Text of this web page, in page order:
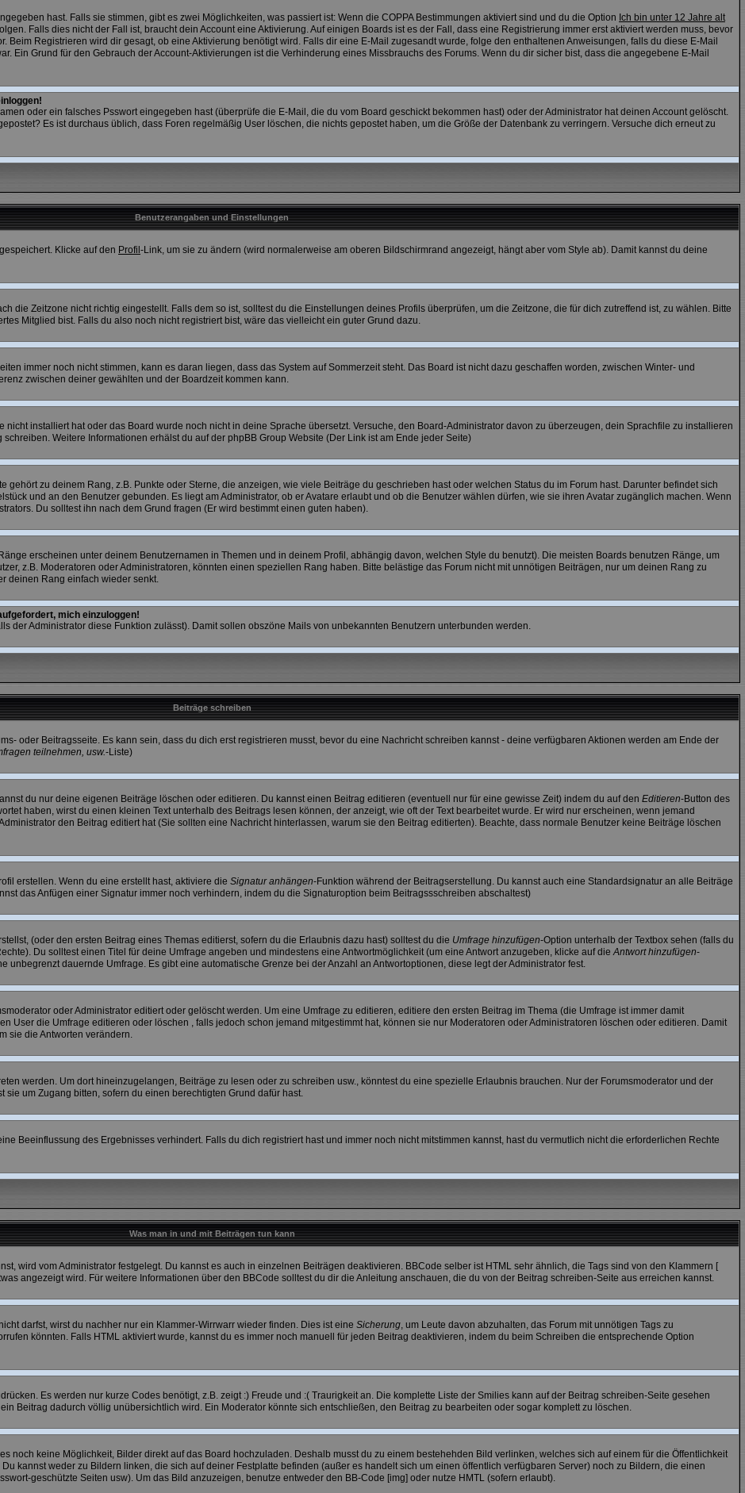
hast. Falls sie stimmen, gibt es zwei Möglichkeiten, was passiert ist: Wenn die COPPA Bestimmungen aktiviert sind und du die Option Ich bin unter 12 Jahre alt
Falls dies nicht der Fall ist, braucht dein Account eine Aktivierung. Auf einigen Boards ist es der Fall, dass eine Registrierung immer erst aktiviert werden muss, bevor
Beim Registrieren wird dir gesagt, ob eine Aktivierung benötigt wird. Falls dir eine E-Mail zugesandt wurde, folge den enthaltenen Anweisungen, falls du diese E-Mail
Ein Grund für den Gebrauch der Account-Aktivierungen ist die Verhinderung eines Missbrauchs des Forums. Wenn du dir sicher bist, dass die angegebene E-Mail
oder ein falsches Psswort eingegeben hast (überprüfe die E-Mail, die du vom Board geschickt bekommen hast) oder der Administrator hat deinen Account gelöscht.
Es ist durchaus üblich, dass Foren regelmäßig User löschen, die nichts gepostet haben, um die Größe der Datenbank zu verringern. Versuche dich erneut zu
Benutzerangaben und Einstellungen
Klicke auf den Profil -Link, um sie zu ändern (wird normalerweise am oberen Bildschirmrand angezeigt, hängt aber vom Style ab). Damit kannst du deine
die Zeitzone nicht richtig eingestellt. Falls dem so ist, solltest du die Einstellungen deines Profils überprüfen, um die Zeitzone, die für dich zutreffend ist, zu wählen. Bitte
Mitglied bist. Falls du also noch nicht registriert bist, wäre das vielleicht ein guter Grund dazu.
immer noch nicht stimmen, kann es daran liegen, dass das System auf Sommerzeit steht. Das Board ist nicht dazu geschaffen worden, zwischen Winter- und
zwischen deiner gewählten und der Boardzeit kommen kann.
installiert hat oder das Board wurde noch nicht in deine Sprache übersetzt. Versuche, den Board-Administrator davon zu überzeugen, dein Sprachfile zu installieren
Weitere Informationen erhälst du auf der phpBB Group Website (Der Link ist am Ende jeder Seite)
gehört zu deinem Rang, z.B. Punkte oder Sterne, die anzeigen, wie viele Beiträge du geschrieben hast oder welchen Status du im Forum hast. Darunter befindet sich
und an den Benutzer gebunden. Es liegt am Administrator, ob er Avatare erlaubt und ob die Benutzer wählen dürfen, wie sie ihren Avatar zugänglich machen. Wenn
Du solltest ihn nach dem Grund fragen (Er wird bestimmt einen guten haben).
erscheinen unter deinem Benutzernamen in Themen und in deinem Profil, abhängig davon, welchen Style du benutzt). Die meisten Boards benutzen Ränge, um
z.B. Moderatoren oder Administratoren, könnten einen speziellen Rang haben. Bitte belästige das Forum nicht mit unnötigen Beiträgen, nur um deinen Rang zu
deinen Rang einfach wieder senkt.
mich einzuloggen!
der Administrator diese Funktion zulässt). Damit sollen obszöne Mails von unbekannten Benutzern unterbunden werden.
Beiträge schreiben
oder Beitragsseite. Es kann sein, dass du dich erst registrieren musst, bevor du eine Nachricht schreiben kannst - deine verfügbaren Aktionen werden am Ende der
teilnehmen, usw.-Liste)
du nur deine eigenen Beiträge löschen oder editieren. Du kannst einen Beitrag editieren (eventuell nur für eine gewisse Zeit) indem du auf den Editieren-Button des
haben, wirst du einen kleinen Text unterhalb des Beitrags lesen können, der anzeigt, wie oft der Text bearbeitet wurde. Er wird nur erscheinen, wenn jemand
den Beitrag editiert hat (Sie sollten eine Nachricht hinterlassen, warum sie den Beitrag editierten). Beachte, dass normale Benutzer keine Beiträge löschen
erstellen. Wenn du eine erstellt hast, aktiviere die Signatur anhängen-Funktion während der Beitragserstellung. Du kannst auch eine Standardsignatur an alle Beiträge
das Anfügen einer Signatur immer noch verhindern, indem du die Signaturoption beim Beitragssschreiben abschaltest)
(oder den ersten Beitrag eines Themas editierst, sofern du die Erlaubnis dazu hast) solltest du die Umfrage hinzufügen-Option unterhalb der Textbox sehen (falls du
Du solltest einen Titel für deine Umfrage angeben und mindestens eine Antwortmöglichkeit (um eine Antwort anzugeben, klicke auf dieAntwort hinzufügen-
unbegrenzt dauernde Umfrage. Es gibt eine automatische Grenze bei der Anzahl an Antwortoptionen, diese legt der Administrator fest.
oder Administrator editiert oder gelöscht werden. Um eine Umfrage zu editieren, editiere den ersten Beitrag im Thema (die Umfrage ist immer damit
User die Umfrage editieren oder löschen , falls jedoch schon jemand mitgestimmt hat, können sie nur Moderatoren oder Administratoren löschen oder editieren. Damit
sie die Antworten verändern.
werden. Um dort hineinzugelangen, Beiträge zu lesen oder zu schreiben usw., könntest du eine spezielle Erlaubnis brauchen. Nur der Forumsmoderator und der
um Zugang bitten, sofern du einen berechtigten Grund dafür hast.
Beeinflussung des Ergebnisses verhindert. Falls du dich registriert hast und immer noch nicht mitstimmen kannst, hast du vermutlich nicht die erforderlichen Rechte
Was man in und mit Beiträgen tun kann
wird vom Administrator festgelegt. Du kannst es auch in einzelnen Beiträgen deaktivieren. BBCode selber ist HTML sehr ähnlich, die Tags sind von den Klammern [
angezeigt wird. Für weitere Informationen über den BBCode solltest du dir die Anleitung anschauen, die du von der Beitrag schreiben-Seite aus erreichen kannst.
darfst, wirst du nachher nur ein Klammer-Wirrwarr wieder finden. Dies ist eine Sicherung, um Leute davon abzuhalten, das Forum mit unnötigen Tags zu
könnten. Falls HTML aktiviert wurde, kannst du es immer noch manuell für jeden Beitrag deaktivieren, indem du beim Schreiben die entsprechende Option
Es werden nur kurze Codes benötigt, z.B. zeigt :) Freude und :( Traurigkeit an. Die komplette Liste der Smilies kann auf der Beitrag schreiben-Seite gesehen
Beitrag dadurch völlig unübersichtlich wird. Ein Moderator könnte sich entschließen, den Beitrag zu bearbeiten oder sogar komplett zu löschen.
noch keine Möglichkeit, Bilder direkt auf das Board hochzuladen. Deshalb musst du zu einem bestehehden Bild verlinken, welches sich auf einem für die Öffentlichkeit
kannst weder zu Bildern linken, die sich auf deiner Festplatte befinden (außer es handelt sich um einen öffentlich verfügbaren Server) noch zu Bildern, die einen
geschützte Seiten usw). Um das Bild anzuzeigen, benutze entweder den BB-Code [img] oder nutze HMTL (sofern erlaubt).